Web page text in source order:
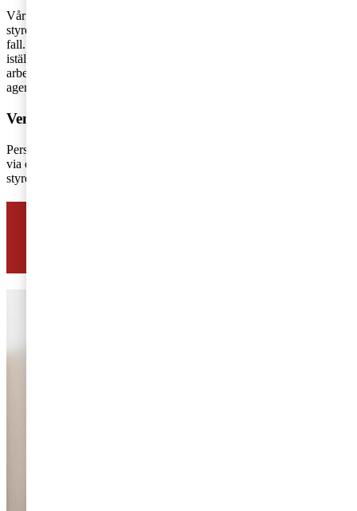
Vår tolkning av HFD:s dom är att det inte längre går att fakturera
styrelsearvode genom ett eget bolag, utom i vissa väldigt speciella
fall. Utbetalningar av styrelsearvoden som görs från och med nu bör
istället betalas ut som tjänst och utgöra underlag för
arbetsgivaravgifter. Det återstår att se hur Skatteverket väljer att
agera vad gäller redan fakturerade styrelsearvoden.
Vem påverkas av domen?
Personer som har styrelseuppdrag och har fakturerat styrelsearvodet
via eget bolag eller enskild firma, samt företag som betalar ut
styrelsearvoden.